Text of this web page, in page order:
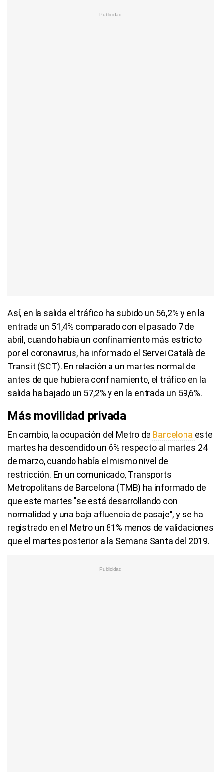
Así, en la salida el tráfico ha subido un 56,2% y en la
entrada un 51,4% comparado con el pasado 7 de
abril, cuando había un confinamiento más estricto
por el coronavirus, ha informado el Servei Català de
Transit (SCT). En relación a un martes normal de
antes de que hubiera confinamiento, el tráfico en la
salida ha bajado un 57,2% y en la entrada un 59,6%.
Más movilidad privada
En cambio, la ocupación del Metro de Barcelona este
martes ha descendido un 6% respecto al martes 24
de marzo, cuando había el mismo nivel de
restricción. En un comunicado, Transports
Metropolitans de Barcelona (TMB) ha informado de
que este martes "se está desarrollando con
normalidad y una baja afluencia de pasaje", y se ha
registrado en el Metro un 81% menos de validaciones
que el martes posterior a la Semana Santa del 2019.